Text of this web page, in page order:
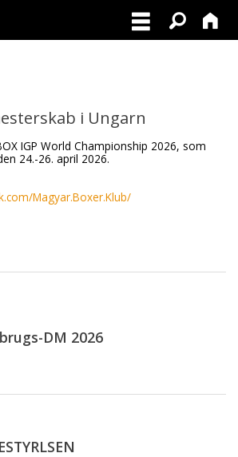
i Ungarn
IGP World Championship 2026, som
24.-26. april 2026.
Magyar.Boxer.Klub/
DM 2026